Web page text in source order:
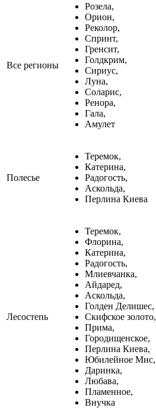
Все регионы
Розела,
Орион,
Реколор,
Спринт,
Гренсит,
Голдкрим,
Сириус,
Луна,
Соларис,
Ренора,
Гала,
Амулет
Полесье
Теремок,
Катерина,
Радогость,
Аскольда,
Перлина Киева
Лесостепь
Теремок,
Флорина,
Катерина,
Радогость,
Млиевчанка,
Айдаред,
Аскольда,
Голден Делишес,
Скифское золото,
Прима,
Городищенское,
Перлина Киева,
Юбилейное Мис,
Даринка,
Любава,
Пламенное,
Внучка